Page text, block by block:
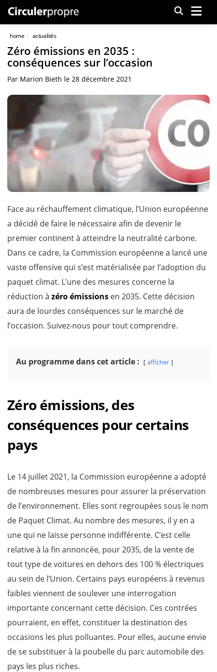
Menu
home actualités
Zéro émissions en 2035 :
conséquences sur l’occasion
Par Marion Bieth le 28 décembre 2021
Face au réchauffement climatique, l’Union européenne
a décidé de faire le nécessaire afin de devenir le
premier continent à atteindre la neutralité carbone.
Dans ce cadre, la Commission européenne a lancé une
vaste offensive qui s’est matérialisée par l’adoption du
paquet climat. L’une des mesures concerne la
réduction à zéro émissions en 2035. Cette décision
aura de lourdes conséquences sur le marché de
l’occasion. Suivez-nous pour tout comprendre.
Au programme dans cet article : afficher
Zéro émissions, des
conséquences pour certains
pays
Le 14 juillet 2021, la Commission européenne a adopté
de nombreuses mesures pour assurer la préservation
de l’environnement. Elles sont regroupées sous le nom
de Paquet Climat. Au nombre des mesures, il y en a
une qui ne laisse personne indifférente. C’est celle
relative à la fin annoncée, pour 2035, de la vente de
tout type de voitures en dehors des 100 % électriques
au sein de l’Union. Certains pays européens à revenus
faibles viennent de soulever une interrogation
importante concernant cette décision. Ces contrées
pourraient, en effet, constituer la destination des
occasions les plus polluantes. Pour elles, aucune envie
de se substituer à la poubelle du parc automobile des
pays les plus riches.